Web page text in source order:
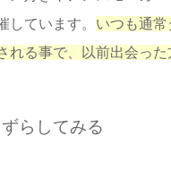
しています。 いつも通
る事で、以前出会っ
らしてみる